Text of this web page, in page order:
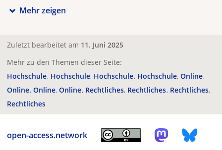
Mehr zeigen
Zuletzt bearbeitet am 11. Juni 2025
Mehr zu den Themen dieser Seite:
Hochschule Hochschule Hochschule Hochschule Online
Online Online Online Rechtliches Rechtliches Rechtliches
Rechtliches
open-access.network